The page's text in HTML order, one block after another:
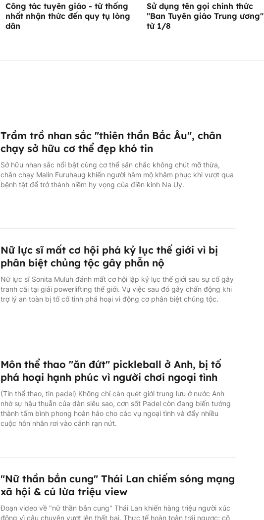
Công tác tuyên giáo - từ thống
nhất nhận thức đến quy tụ lòng
dân
Sử dụng tên gọi chính thức
"Ban Tuyên giáo Trung ương"
từ 1/8
Trầm trồ nhan sắc "thiên thần Bắc Âu", chân
chạy sở hữu cơ thể đẹp khó tin
Sở hữu nhan sắc nổi bật cùng cơ thể săn chắc không chút mỡ thừa,
chân chạy Malin Furuhaug khiến người hâm mộ khâm phục khi vượt qua
bệnh tật để trở thành niềm hy vọng của điền kinh Na Uy.
Nữ lực sĩ mất cơ hội phá kỷ lục thế giới vì bị
phân biệt chủng tộc gây phẫn nộ
Nữ lực sĩ Sonita Muluh đánh mất cơ hội lập kỷ lục thế giới sau sự cố gây
tranh cãi tại giải powerlifting thế giới. Vụ việc sau đó gây chấn động khi
trợ lý an toàn bị tố cố tình phá hoại vì động cơ phân biệt chủng tộc.
Môn thể thao "ăn đứt" pickleball ở Anh, bị tố
phá hoại hạnh phúc vì người chơi ngoại tình
(Tin thể thao, tin padel) Không chỉ càn quét giới trung lưu ở nước Anh
nhờ sự hậu thuẫn của dàn siêu sao, cơn sốt Padel còn đang biến tướng
thành tấm bình phong hoàn hảo cho các vụ ngoại tình và đẩy nhiều
cuộc hôn nhân rơi vào cảnh rạn nứt.
"Nữ thần bắn cung" Thái Lan chiếm sóng mạng
xã hội & cú lừa triệu view
Đoạn video về "nữ thần bắn cung" Thái Lan khiến hàng triệu người xúc
động vì câu chuyện vượt lên thất bại. Thực tế hoàn toàn trái ngược: cô